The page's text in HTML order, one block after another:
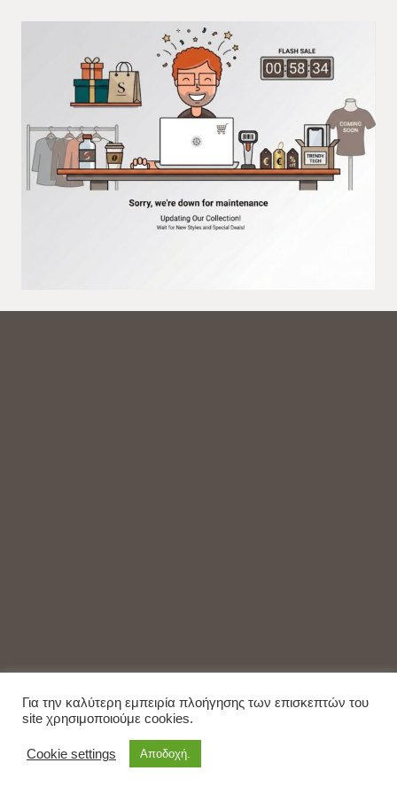
Για την καλύτερη εμπειρία πλοήγησης των επισκεπτών του
site χρησιμοποιούμε cookies.
Cookie settings Αποδοχή.